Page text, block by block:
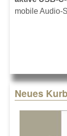
mobile Audio-
Neues